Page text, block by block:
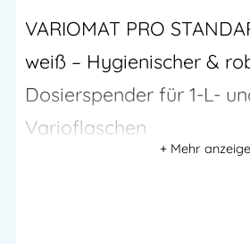
VARIOMAT PRO
weiß – Hygienischer &
Dosierspender für 1-L-
Varioflaschen